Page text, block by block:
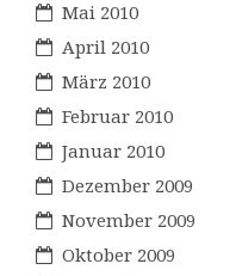
Mai 2010
April 2010
März 2010
Februar 2010
Januar 2010
Dezember 2009
November 2009
Oktober 2009